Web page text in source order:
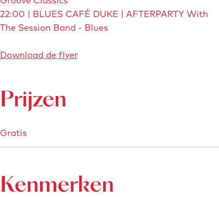
22:00 | BLUES CAFÉ DUKE | AFTERPARTY With
The Session Band - Blues
Download de flyer
Prijzen
Gratis
Kenmerken